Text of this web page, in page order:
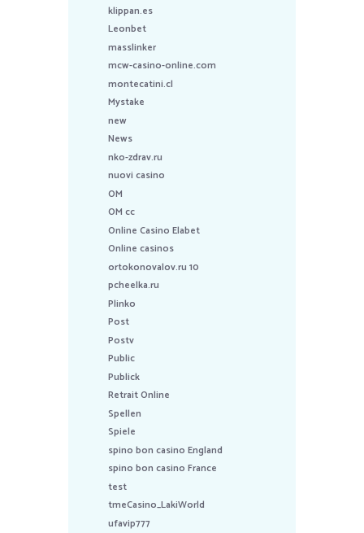
klippan.es
Leonbet
masslinker
mcw-casino-online.com
montecatini.cl
Mystake
new
News
nko-zdrav.ru
nuovi casino
OM
OM cc
Online Casino Elabet
Online casinos
ortokonovalov.ru 10
pcheelka.ru
Plinko
Post
Postv
Public
Publick
Retrait Online
Spellen
Spiele
spino bon casino England
spino bon casino France
test
tmeCasino_LakiWorld
ufavip777